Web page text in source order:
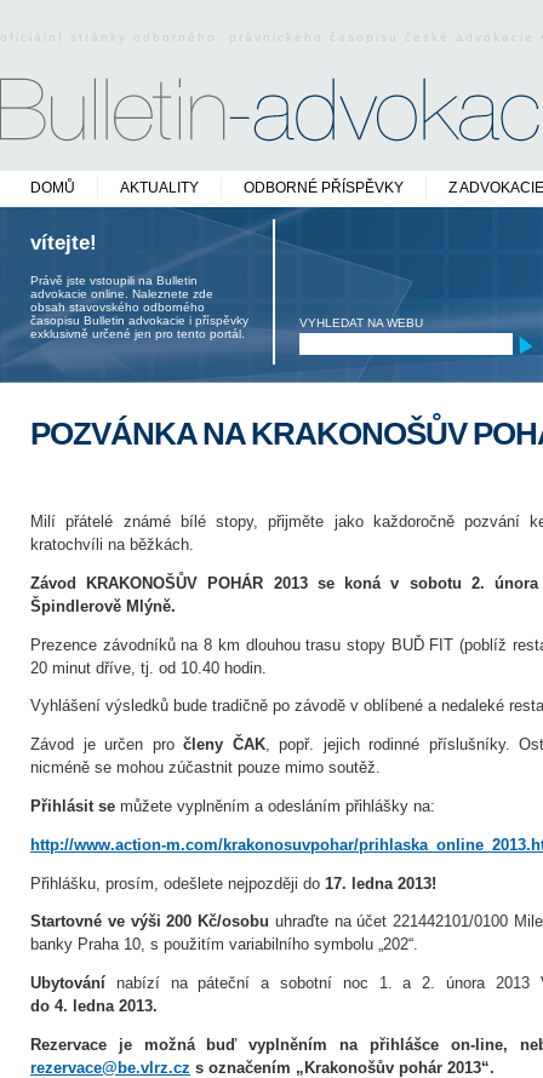
oficiální stránky odborného právnického časopisu české
DOMŮ AKTUALITY ODBORNÉ PŘÍSPĚVKY Z ADVOKACIE
vítejte!
Právě jste vstoupili na Bulletin
advokacie online. Naleznete zde
obsah stavovského odborného
časopisu Bulletin advokacie i příspěvky
exklusivně určené jen pro tento portál.
VYHLEDAT NA WEBU
POZVÁNKA NA KRAKONOŠŮV
Milí přátelé známé bílé stopy, přijměte jako každoročně pozvání
kratochvíli na běžkách.
Závod KRAKONOŠŮV POHÁR 2013 se koná v sobotu 2.
Špindlerově Mlýně.
Prezence závodníků na 8 km dlouhou trasu stopy BUĎ FIT (poblíž
20 minut dříve, tj. od 10.40 hodin.
Vyhlášení výsledků bude tradičně po závodě v oblíbené a nedaleké
Závod je určen pročleny ČAK, popř. jejich rodinné příslušníky.
nicméně se mohou zúčastnit pouze mimo soutěž.
Přihlásit se můžete vyplněním a odesláním přihlášky na:
http://www.action-m.com/krakonosuvpohar/
Přihlášku, prosím, odešlete nejpozději do 17. ledna 2013!
Startovné ve výši 200 Kč/osobu uhraďte na účet 221442101/0100
banky Praha 10, s použitím variabilního symbolu „202“.
Ubytování nabízí na páteční a sobotní noc 1. a 2. února 2013
do 4. ledna 2013.
Rezervace je možná buď vyplněním na přihlášce on-line,
rezervace@be.vlrz.cz s označením „Krakonošův pohár 2013“.